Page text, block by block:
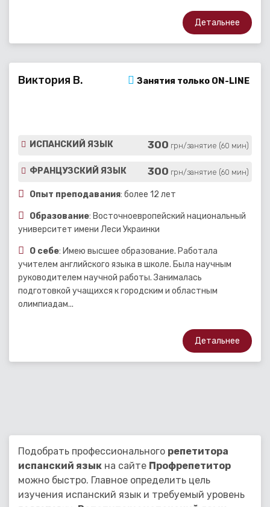
Детальнее
Виктория В. Занятия только ON-LINE
ИСПАНСКИЙ ЯЗЫК 300 грн/занятие (60 мин)
ФРАНЦУЗСКИЙ ЯЗЫК 300 грн/занятие (60 мин)
Опыт преподавания: более 12 лет
Образование: Восточноевропейский национальный
университет имени Леси Украинки
О себе: Имею высшее образование. Работала
учителем английского языка в школе. Была научным
руководителем научной работы. Занималась
подготовкой учащихся к городским и областным
олимпиадам...
Детальнее
Подобрать профессионального репетитора
испанский язык на сайте Профрепетитор
можно быстро. Главное определить цель
изучения испанский язык и требуемый уровень